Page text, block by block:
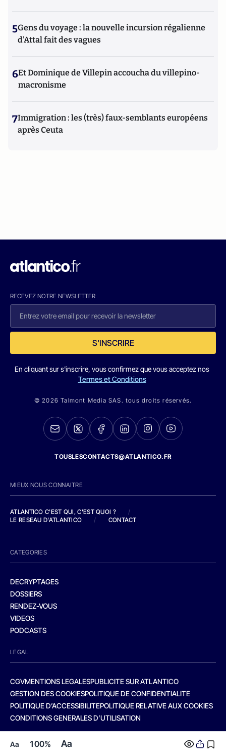
Aa 100% Aa
5Gens du voyage : la nouvelle incursion régalienne
d'Attal fait des vagues
6Et Dominique de Villepin accoucha du villepino-
macronisme
7Immigration : les (très) faux-semblants européens
après Ceuta
RECEVEZ NOTRE NEWSLETTER
S'INSCRIRE
En cliquant sur s'inscrire, vous confirmez que vous acceptez nos
Termes et Conditions
© 2026 Talmont Media SAS. tous droits réservés.
TOUSLESCONTACTS@ATLANTICO.FR
MIEUX NOUS CONNAITRE
ATLANTICO C'EST QUI, C'EST QUOI ?
/
LE RESEAU D'ATLANTICO
/ CONTACT
CATEGORIES
DECRYPTAGES
DOSSIERS
RENDEZ-VOUS
VIDEOS
PODCASTS
LEGAL
CGVMENTIONS LEGALESPUBLICITE SUR ATLANTICO
GESTION DES COOKIESPOLITIQUE DE CONFIDENTIALITE
POLITIQUE D’ACCESSIBILITEPOLITIQUE RELATIVE AUX COOKIES
CONDITIONS GENERALES D’UTILISATION